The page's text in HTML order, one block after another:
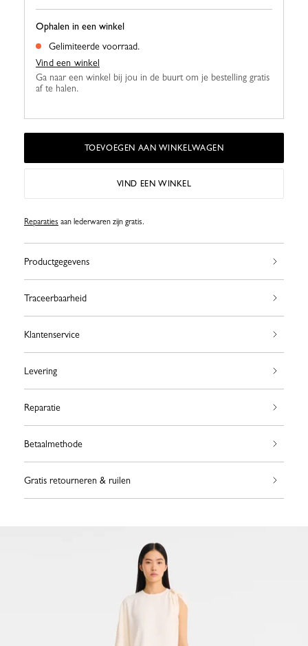
Ophalen in een winkel
Gelimiteerde voorraad.
Vind een winkel
Ga naar een winkel bij jou in de buurt om je bestelling gratis
af te halen.
TOEVOEGEN AAN WINKELWAGEN
VIND EEN WINKEL
Reparaties aan lederwaren zijn gratis.
Productgegevens
Traceerbaarheid
Klantenservice
Levering
Reparatie
Betaalmethode
Gratis retourneren & ruilen